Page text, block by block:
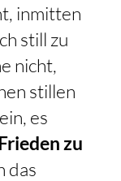
inmitten
still zu
nicht,
stillen
es
zu
das